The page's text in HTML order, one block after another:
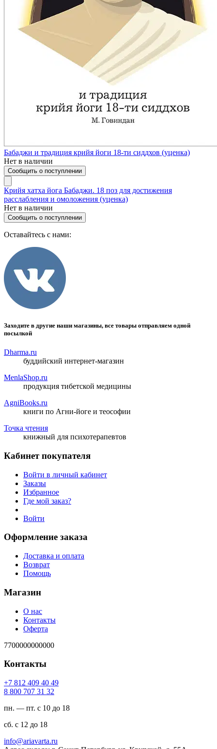
Бабаджи и традиция крийя йоги 18-ти сиддхов (уценка)
Нет в наличии
Сообщить о поступлении
Крийя хатха йога Бабаджи. 18 поз для достижения
расслабления и омоложения (уценка)
Нет в наличии
Сообщить о поступлении
Оставайтесь с нами:
Заходите в другие наши магазины, все товары отправляем одной
посылкой
Dharma.ru
буддийский интернет-магазин
MenlaShop.ru
продукция тибетской медицины
AgniBooks.ru
книги по Агни-йоге и теософии
Точка чтения
книжный для психотерапевтов
Кабинет покупателя
Войти в личный кабинет
Заказы
Избранное
Где мой заказ?
Войти
Оформление заказа
Доставка и оплата
Возврат
Помощь
Магазин
О нас
Контакты
Оферта
7700000000000
Контакты
94 04 904 218 7+
23 13 707 008 8
пн. — пт. с 10 до 18
сб. с 12 до 18
ur.atravaira@ofni